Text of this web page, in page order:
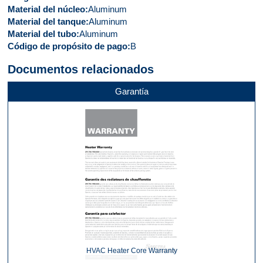
Material del núcleo Aluminum
Material del tanque Aluminum
Material del tubo Aluminum
Código de propósito de pago B
Documentos relacionados
Garantía
HVAC Heater Core Warranty